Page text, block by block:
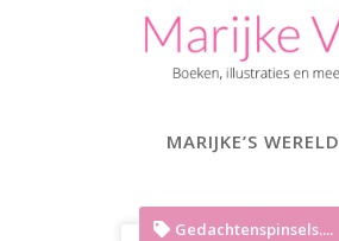
MARIJKE’S WERELD
Gedachtenspinsels....